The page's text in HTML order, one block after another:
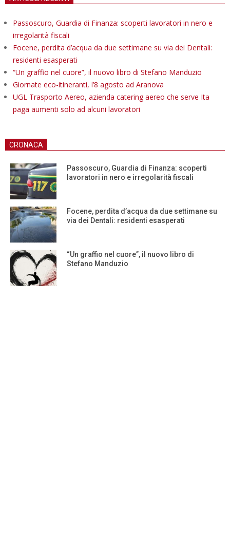
Passoscuro, Guardia di Finanza: scoperti lavoratori in nero e
irregolarità fiscali
Focene, perdita d’acqua da due settimane su via dei Dentali:
residenti esasperati
“Un graffio nel cuore”, il nuovo libro di Stefano Manduzio
Giornate eco-itineranti, l’8 agosto ad Aranova
UGL Trasporto Aereo, azienda catering aereo che serve Ita
paga aumenti solo ad alcuni lavoratori
CRONACA
Passoscuro, Guardia di Finanza: scoperti
lavoratori in nero e irregolarità fiscali
Focene, perdita d’acqua da due settimane su
via dei Dentali: residenti esasperati
“Un graffio nel cuore”, il nuovo libro di
Stefano Manduzio